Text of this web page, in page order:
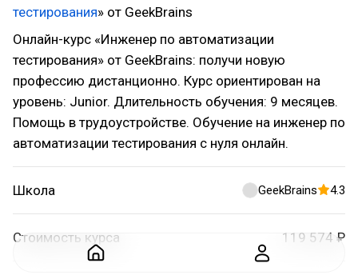
тестирования» от GeekBrains
Онлайн-курс «Инженер по автоматизации
тестирования» от GeekBrains: получи новую
профессию дистанционно. Курс ориентирован на
уровень: Junior. Длительность обучения: 9 месяцев.
Помощь в трудоустройстве. Обучение на инженер по
автоматизации тестирования с нуля онлайн.
Школа GeekBrains 4.3
Стоимость курса 119 574 ₽